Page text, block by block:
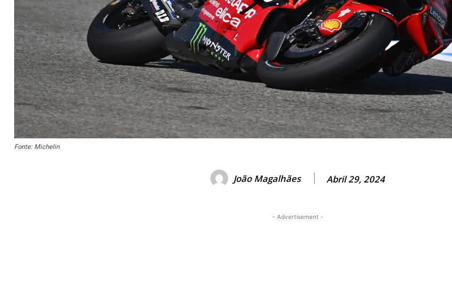
Fonte: Michelin
João Magalhães Abril 29, 2024
- Advertisement -